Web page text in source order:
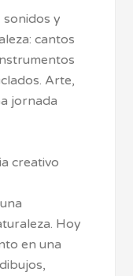
y
cantos
Arte,
jornada
creativo
Hoy
en una